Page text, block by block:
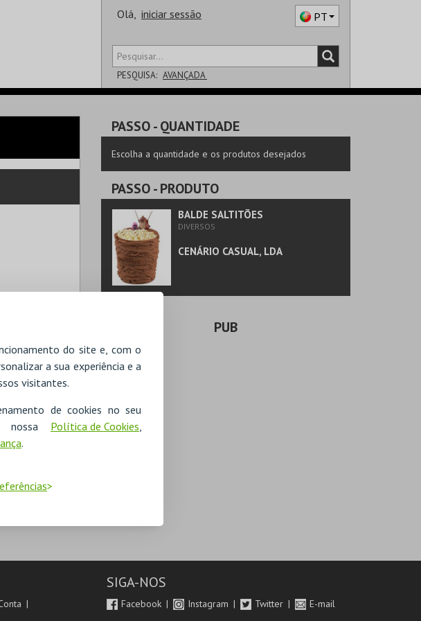
do site e, com o
a sua experiência e a
visitantes.
de cookies no seu
nossa Política de Cookies
.
Olá, iniciar sessão PT
PESQUISA: AVANÇADA
PASSO- QUANTIDADE
Escolha a quantidade e os produtos desejados
PASSO- PRODUTO
BALDE SALTITÕES
DIVERSOS
CENÁRIO CASUAL, LDA
PUB
SIGA-NOS
Facebook Instagram Twitter E-mail